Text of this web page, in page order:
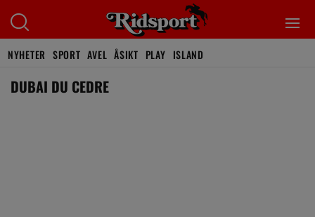
NYHETER SPORT AVEL ÅSIKT PLAY ISLAND
DUBAI DU CEDRE